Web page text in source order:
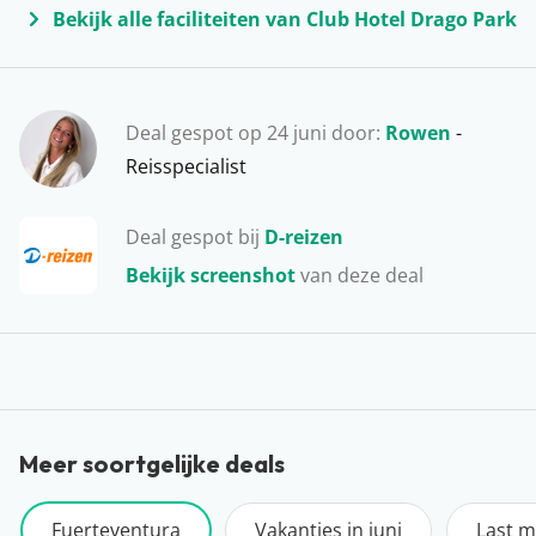
Deal gespot op 24 juni door: Rowen -
Reisspecialist
Deal gespot bij D-reizen
Bekijk screenshotvan deze deal
constante wind aanwezig is. Maar ook wanneer je niet
verblijf in een fijn resort of appartement en ontdek wat
dit Spaanse eiland voor jullie in petto heeft. Leuk om te
doen: huur een auto en verken de leuke
Bekijk alle faciliteiten van Club Hotel Drago Park
Meer soortgelijke deals
Fuerteventura Vakanties in juni Last